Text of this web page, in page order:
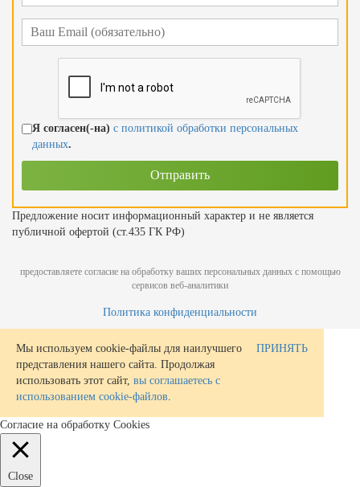
Я согласен(-на) с политикой обработки персональных
данных.
Предложение носит информационный характер и не является
публичной офертой (ст.435 ГК РФ)
предоставляете согласие на обработку ваших персональных данных с помощью
сервисов веб-аналитики
Политика конфиденциальности
Мы используем cookie-файлы для наилучшего
представления нашего сайта. Продолжая
использовать этот сайт, вы соглашаетесь с
использованием cookie-файлов
ПРИНЯТЬ
Согласие на обработку Cookies
Close